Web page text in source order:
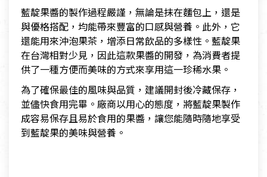
藍靛果醬的製作過程嚴謹，無論是抹在麵包上，還是
與優格搭配，均能帶來豐富的口感與營養。此外，它
還能用來沖泡果茶，增添日常飲品的多樣性。藍靛果
在台灣相對少見，因此這款果醬的開發，為消費者提
供了一種方便而美味的方式來享用這一珍稀水果。
為了確保最佳的風味與品質，建議開封後冷藏保存，
並儘快食用完畢。廠商以用心的態度，將藍靛果製作
成容易保存且易於食用的果醬，讓您能隨時隨地享受
到藍靛果的美味與營養。